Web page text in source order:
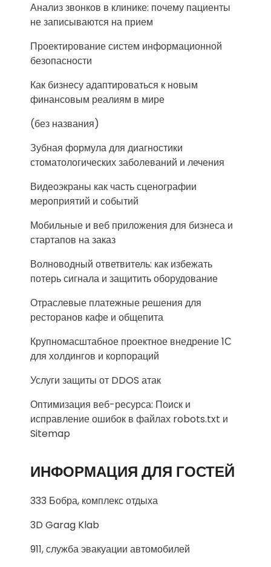
Анализ звонков в клинике: почему пациенты
не записываются на прием
Проектирование систем информационной
безопасности
Как бизнесу адаптироваться к новым
финансовым реалиям в мире
(без названия)
Зубная формула для диагностики
стоматологических заболеваний и лечения
Видеоэкраны как часть сценографии
мероприятий и событий
Мобильные и веб приложения для бизнеса и
стартапов на заказ
Волноводный ответвитель: как избежать
потерь сигнала и защитить оборудование
Отраслевые платежные решения для
ресторанов кафе и общепита
Крупномасштабное проектное внедрение 1С
для холдингов и корпораций
Услуги защиты от DDOS атак
Оптимизация веб-ресурса: Поиск и
исправление ошибок в файлах robots.txt и
Sitemap
ИНФОРМАЦИЯ ДЛЯ ГОСТЕЙ
333 Бобра, комплекс отдыха
3D Garag Klab
911, служба эвакуации автомобилей